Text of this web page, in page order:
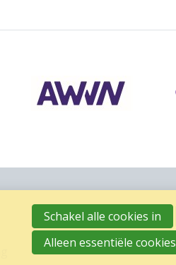
Schakel alle cookies in
Alleen essentiële cookies